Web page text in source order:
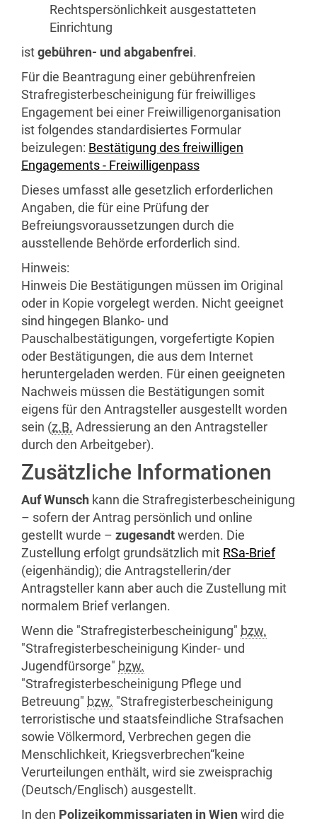
Rechtspersönlichkeit ausgestatteten
Einrichtung
istgebühren- und abgabenfrei.
Für die Beantragung einer gebührenfreien
Strafregisterbescheinigung für freiwilliges
Engagement bei einer Freiwilligenorganisation
ist folgendes standardisiertes Formular
beizulegen: Bestätigung des freiwilligen
Engagements - Freiwilligenpass
Dieses umfasst alle gesetzlich erforderlichen
Angaben, die für eine Prüfung der
Befreiungsvoraussetzungen durch die
ausstellende Behörde erforderlich sind.
Hinweis:
Hinweis Die Bestätigungen müssen im Original
oder in Kopie vorgelegt werden. Nicht geeignet
sind hingegen Blanko- und
Pauschalbestätigungen, vorgefertigte Kopien
oder Bestätigungen, die aus dem Internet
heruntergeladen werden. Für einen geeigneten
Nachweis müssen die Bestätigungen somit
eigens für den Antragsteller ausgestellt worden
sein (z.B. Adressierung an den Antragsteller
durch den Arbeitgeber).
Zusätzliche Informationen
Auf Wunsch kann die Strafregisterbescheinigung
– sofern der Antrag persönlich und online
gestellt wurde – zugesandtwerden. Die
Zustellung erfolgt grundsätzlich mit RSa-Brief
(eigenhändig); die Antragstellerin/der
Antragsteller kann aber auch die Zustellung mit
normalem Brief verlangen.
Wenn die "Strafregisterbescheinigung" bzw.
"Strafregisterbescheinigung Kinder- und
Jugendfürsorge" bzw.
"Strafregisterbescheinigung Pflege und
Betreuung" bzw. "Strafregisterbescheinigung
terroristische und staatsfeindliche Strafsachen
sowie Völkermord, Verbrechen gegen die
Menschlichkeit, Kriegsverbrechen“keine
Verurteilungen enthält, wird sie zweisprachig
(Deutsch/Englisch) ausgestellt.
In den Polizeikommissariaten in Wienwird die